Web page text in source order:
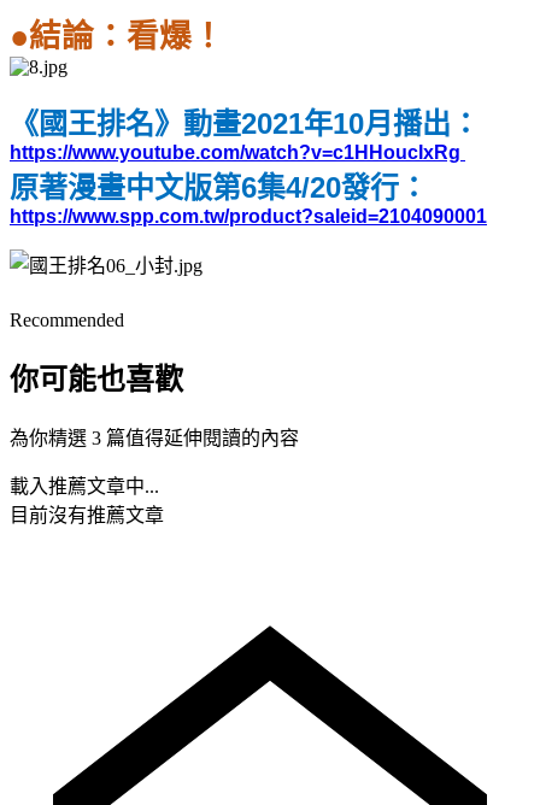
●結論：看爆！
《國王排名》動畫2021年10月播出：
https://www.youtube.com/watch?v=c1HHoucIxRg
原著漫畫中文版第6集4/20發行：
https://www.spp.com.tw/product?saleid=2104090001
Recommended
你可能也喜歡
為你精選 3 篇值得延伸閱讀的內容
載入推薦文章中...
目前沒有推薦文章